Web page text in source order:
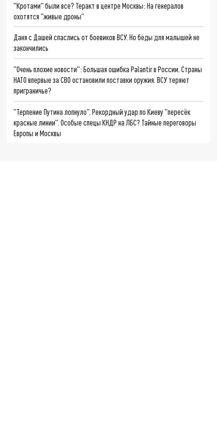
"Кротами" были все? Теракт в центре Москвы: На генералов
охотятся "живые дроны"
Даня с Дашей спаслись от боевиков ВСУ. Но беды для малышей не
закончились
"Очень плохие новости": Большая ошибка Palantir в России. Страны
НАТО впервые за СВО остановили поставки оружия. ВСУ теряют
приграничье?
"Терпение Путина лопнуло". Рекордный удар по Киеву "пересёк
красные линии". Особые спецы КНДР на ЛБС? Тайные переговоры
Европы и Москвы